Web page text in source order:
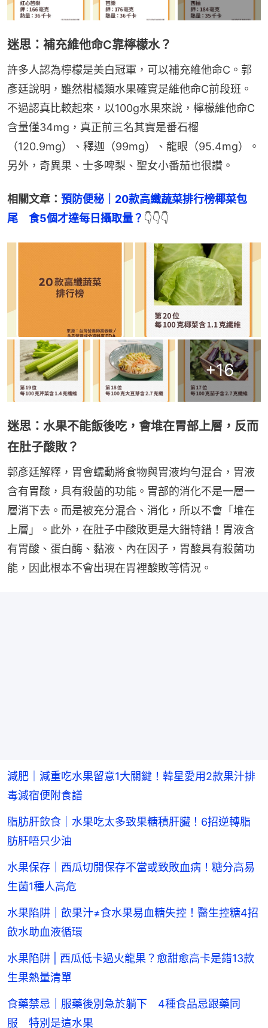
迷思：補充維他命C靠檸檬水？
許多人認為檸檬是美白冠軍，可以補充維他命C。郭
彥廷說明，雖然柑橘類水果確實是維他命C前段班。
不過認真比較起來，以100g水果來說，檸檬維他命C
含量僅34mg，真正前三名其實是番石榴
（120.9mg）、釋迦（99mg）、龍眼（95.4mg）。
另外，奇異果、士多啤梨、聖女小番茄也很讚。
相關文章： 預防便秘｜20款高纖蔬菜排行榜椰菜包
尾　食5個才達每日攝取量？ 👇👇👇
+16
迷思：水果不能飯後吃，會堆在胃部上層，反而
在肚子酸敗？
郭彥廷解釋，胃會蠕動將食物與胃液均勻混合，胃液
含有胃酸，具有殺菌的功能。胃部的消化不是一層一
層消下去。而是被充分混合、消化，所以不會「堆在
上層」。此外，在肚子中酸敗更是大錯特錯！胃液含
有胃酸、蛋白酶、黏液、內在因子，胃酸具有殺菌功
能，因此根本不會出現在胃裡酸敗等情況。
減肥｜減重吃水果留意1大關鍵！韓星愛用2款果汁排
毒減宿便附食譜
脂肪肝飲食｜水果吃太多致果糖積肝臟！6招逆轉脂
肪肝唔只少油
水果保存｜西瓜切開保存不當或致敗血病！糖分高易
生菌1種人高危
水果陷阱｜飲果汁≠食水果易血糖失控！醫生控糖4招
飲水助血液循環
水果陷阱 | 西瓜低卡過火龍果？愈甜愈高卡是錯13款
生果熱量清單
食藥禁忌｜服藥後別急於躺下 4種食品忌跟藥同
服 特別是這水果